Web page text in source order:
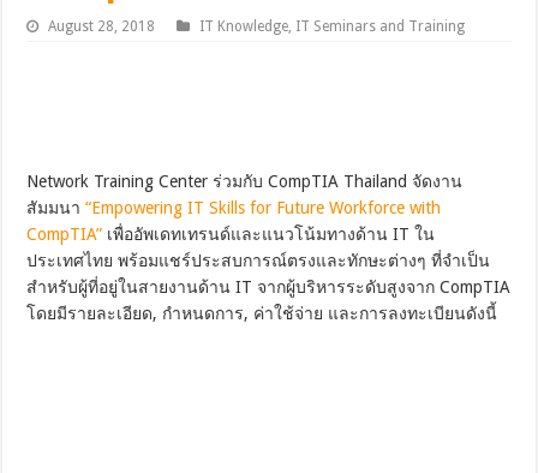
August 28, 2018 IT Knowledge IT Seminars and Training
Network Training Center ร่วมกับ CompTIA Thailand จัดงาน
สัมมนา“Empowering IT Skills for Future Workforce with
CompTIA” เพื่ออัพเดทเทรนด์และแนวโน้มทางด้าน IT ใน
ประเทศไทย พร้อมแชร์ประสบการณ์ตรงและทักษะต่างๆ ที่จำเป็น
สำหรับผู้ที่อยู่ในสายงานด้าน IT จากผู้บริหารระดับสูงจาก CompTIA
โดยมีรายละเอียด, กำหนดการ, ค่าใช้จ่าย และการลงทะเบียนดังนี้